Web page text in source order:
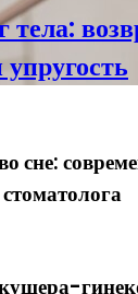
тела:
сне: